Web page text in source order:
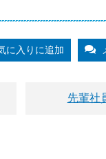
に入りに追加
先輩社